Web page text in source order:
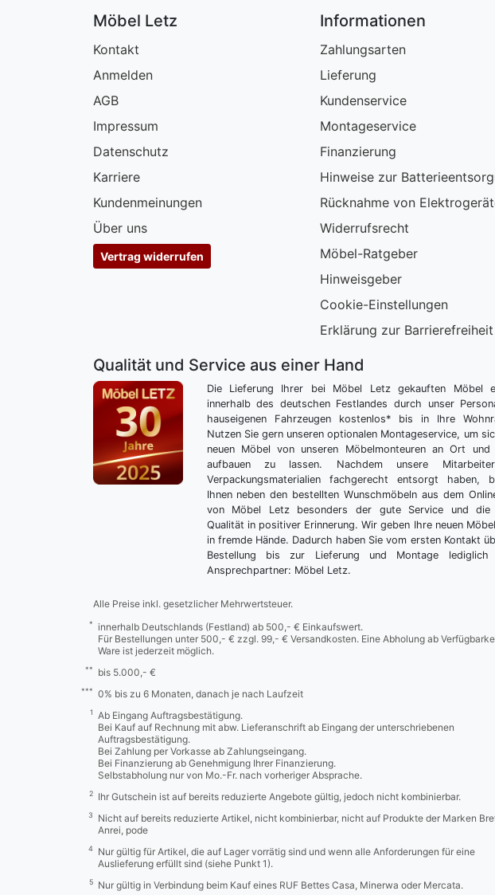
Möbel Letz
Kontakt
Anmelden
AGB
Impressum
Datenschutz
Karriere
Kundenmeinungen
Über uns
Vertrag widerrufen
Informationen
Zahlungsarten
Lieferung
Kundenservice
Montageservice
Finanzierung
Hinweise zur
Rücknahme von
Widerrufsrecht
Möbel-Ratgeber
Hinweisgeber
Cookie-Einstellungen
Erklärung zur Barrierefreiheit
Qualität und Service aus einer Hand
Die Lieferung Ihrer bei Möbel Letz gekauften Möbel
innerhalb des deutschen Festlandes durch unser
hauseigenen Fahrzeugen kostenlos* bis in Ihre
Nutzen Sie gern unseren optionalen Montageservice, um
neuen Möbel von unseren Möbelmonteuren an Ort und
aufbauen zu lassen. Nachdem unsere
Verpackungsmaterialien fachgerecht entsorgt haben,
Ihnen neben den bestellten Wunschmöbeln aus dem
von Möbel Letz besonders der gute Service und die
Qualität in positiver Erinnerung. Wir geben Ihre neuen
in fremde Hände. Dadurch haben Sie vom ersten Kontakt
Bestellung bis zur Lieferung und Montage lediglich
Ansprechpartner: Möbel Letz.
Alle Preise inkl. gesetzlicher Mehrwertsteuer.
*
innerhalb Deutschlands (Festland) ab 500,- € Einkaufswert.
Für Bestellungen unter 500,- € zzgl. 99,- € Versandkosten. Eine Abholung ab
Ware ist jederzeit möglich.
** bis 5.000,- €
*** 0% bis zu 6 Monaten, danach je nach Laufzeit
1
Ab Eingang Auftragsbestätigung.
Bei Kauf auf Rechnung mit abw. Lieferanschrift ab Eingang der unterschriebenen
Auftragsbestätigung.
Bei Zahlung per Vorkasse ab Zahlungseingang.
Bei Finanzierung ab Genehmigung Ihrer Finanzierung.
Selbstabholung nur von Mo.-Fr. nach vorheriger Absprache.
2 Ihr Gutschein ist auf bereits reduzierte Angebote gültig, jedoch nicht kombinierbar.
3
Nicht auf bereits reduzierte Artikel, nicht kombinierbar, nicht auf Produkte der Marken
Anrei, pode
4
Nur gültig für Artikel, die auf Lager vorrätig sind und wenn alle Anforderungen für eine
Auslieferung erfüllt sind (siehe Punkt 1).
5 Nur gültig in Verbindung beim Kauf eines RUF Bettes Casa, Minerwa oder Mercata.